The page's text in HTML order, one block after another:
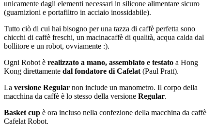
unicamente dagli elementi necessari in silicone alimentare sicuro
(guarnizioni e portafiltro in acciaio inossidabile).
Tutto ciò di cui hai bisogno per una tazza di caffè perfetta sono
chicchi di caffè freschi, un macinacaffè di qualità, acqua calda dal
bollitore e un robot, ovviamente :).
Ogni Robot è realizzato a mano, assemblato e testato a Hong
Kong direttamente dal fondatore di Cafelat (Paul Pratt).
La versione Regular non include un manometro. Il corpo della
macchina da caffè è lo stesso della versione Regular.
Basket cup è ora incluso nella confezione della macchina da caffè
Cafelat Robot.